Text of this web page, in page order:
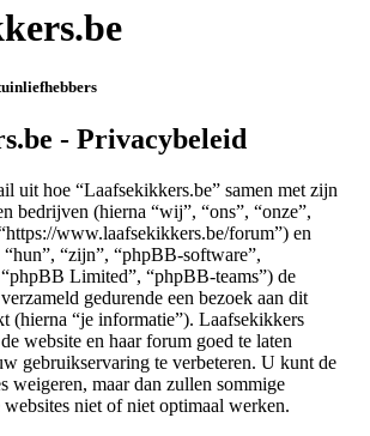
- Privacybeleid
uit hoe “Laafsekikkers.be” samen met zijn
bedrijven (hierna “wij”, “ons”, “onze”,
www.laafsekikkers.be/forum”) en
“zijn”, “phpBB-software”,
Limited”, “phpBB-teams”) de
gedurende een bezoek aan dit
(hierna “je informatie”). Laafsekikkers
website en haar forum goed te laten
gebruikservaring te verbeteren. U kunt de
weigeren, maar dan zullen sommige
niet of niet optimaal werken.